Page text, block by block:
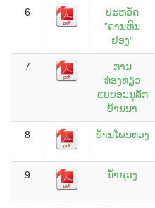
6
ປະຫວັດ
"ດານຫີນ
ຢອງ"
7
ການ
ທ່ອງທ່ຽວ
ແບບອະນຸລັກ
ບ້ານນາ
8 ບ້ານໂພນທອງ
9 ນໍ້າຊວງ